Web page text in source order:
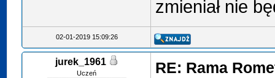
zmieniał nie
02-01-2019 15:09:26
jurek_1961
Uczeń RE: Rama